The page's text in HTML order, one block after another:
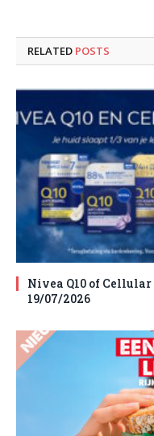
RELATED POSTS
Nivea Q10 of
19/07/2026